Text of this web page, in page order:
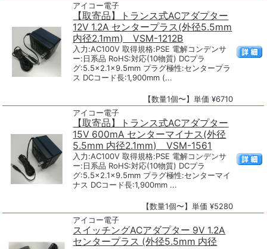
アイコー電子
【取寄品】トランス式ACアダプター
12V 1.2A センタープラス(外径5.5mm
内径2.1mm) VSM-1212B
入力:AC100V 取得規格:PSE 電解コンデンサ
ー:日系品 RoHS:対応(10物質) DCプラ
グ:5.5×2.1×9.5mm プラグ極性:センタープラ
ス DCコード長:1,900mm (...
【数量1個〜】単価 ¥6710
アイコー電子
【取寄品】トランス式ACアダプター
15V 600mA センターマイナス(外径
5.5mm 内径2.1mm) VSM-1561
入力:AC100V 取得規格:PSE 電解コンデンサ
ー:日系品 RoHS:対応(10物質) DCプラ
グ:5.5×2.1×9.5mm プラグ極性:センターマイ
ナス DCコード長:1,900mm ...
【数量1個〜】単価 ¥5280
アイコー電子
スイッチングACアダプター 9V 1.2A
センタープラス (外径5.5mm 内径